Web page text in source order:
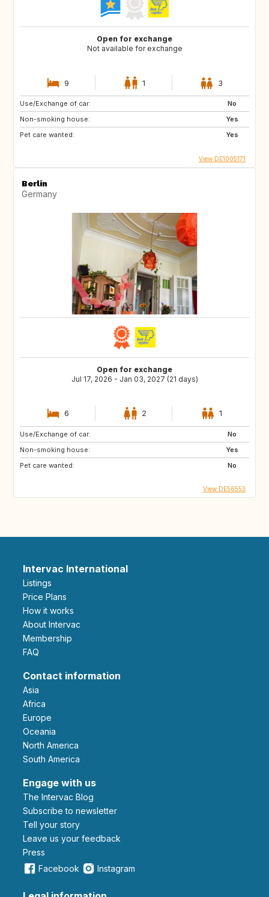
Open for exchange
Not available for exchange
9 1 3
Use/Exchange of car:
No
Non-smoking house:
Yes
Pet care wanted:
Yes
View DE1005171
Berlin
Germany
Open for exchange
Jul 17, 2026 - Jan 03, 2027 (21 days)
6 2 1
Use/Exchange of car:
No
Non-smoking house:
Yes
Pet care wanted:
No
View DE56553
Intervac International
Listings
Price Plans
How it works
About Intervac
Membership
FAQ
Contact information
Asia
Africa
Europe
Oceania
North America
South America
Engage with us
The Intervac Blog
Subscribe to newsletter
Tell your story
leave us your feedback
Press
Facebook
Instagram